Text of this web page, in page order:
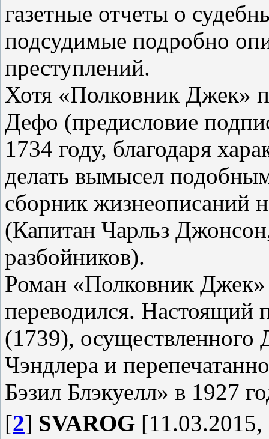
газетные отчеты о
подсудимые подробно
преступлений.
Хотя «Полковник Джек»
Дефо (предисловие
1734 году, благодаря
делать вымысел
сборник жизнеописаний
(Капитан Чарльз
разбойников).
Роман «Полковник Джек»
переводился. Настоящий
(1739),
Чэндлера и
Бэзил Блэкуелл» в 1927
[2] SVAROG